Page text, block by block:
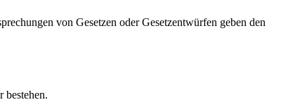
von Gesetzen oder Gesetzentwürfen geben den
bestehen.